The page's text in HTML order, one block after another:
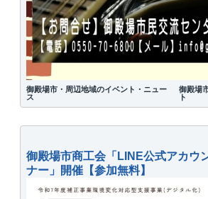
御殿場市・周辺地域のイベント・ニュー
ス
御殿場
ト
御殿場市商工会「LINE公式アカウ
ナー」開催【参加無料】